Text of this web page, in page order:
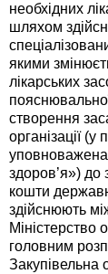
необхідних
шляхом
якими
лікарських
створення
організації
уповноважена
здоров’я») до
кошти
здійснюють
Міністерство
головним
Закупівельна